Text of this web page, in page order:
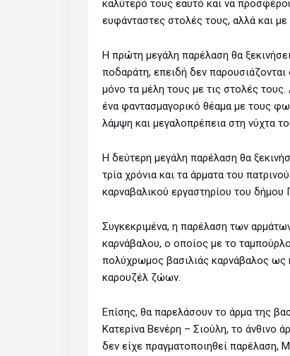
καλύτερό τους εαυτό και να
ευφάνταστες στολές τους, αλλά και
Η πρώτη μεγάλη παρέλαση θα
ποδαράτη, επειδή δεν
μόνο τα μέλη τους με τις στολές
ένα φαντασμαγορικό θέαμα με τους
λάμψη και μεγαλοπρέπεια στη νύχτα
Η δεύτερη μεγάλη παρέλαση θα
τρία χρόνια και τα άρματα του
καρναβαλικού εργαστηρίου του δήμου
Συγκεκριμένα, η παρέλαση των
καρνάβαλου, ο οποίος με το
πολύχρωμος βασιλιάς καρνάβαλος ως
καρουζέλ ζώων.
Επίσης, θα παρελάσουν το άρμα της
Κατερίνα Βενέρη – Σιούλη, το άνθινο
δεν είχε πραγματοποιηθεί παρέλαση,